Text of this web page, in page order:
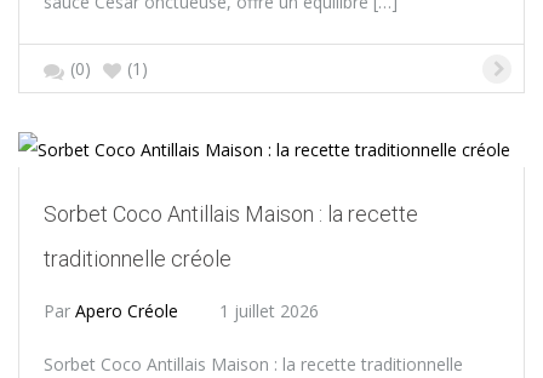
(0) (1)
Sorbet Coco Antillais Maison : la recette
traditionnelle créole
Par Apero Créole 1 juillet 2026
Sorbet Coco Antillais Maison : la recette traditionnelle